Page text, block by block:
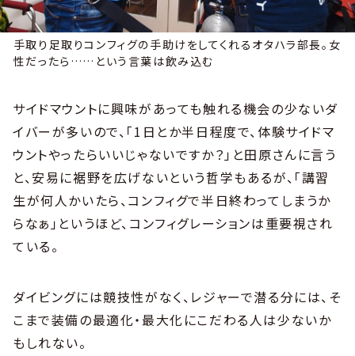
手取り足取りコンフィグの手助けをしてくれるオタハラ部長。女
性だったら……という言葉は飲み込む
サイドマウントに興味があっても触れる機会の少ないダ
イバーが多いので、「1日とか半日程度で、体験サイドマ
ウントやったらいいじゃないですか？」と田原さんに言う
と、安易に裾野を広げないという哲学もあるが、「講習
生が何人かいたら、コンフィグで半日終わってしまうか
らなぁ」というほど、コンフィグレーションは重要視され
ている。
ダイビングには競技性がなく、レジャーで潜る分には、そ
こまで装備の最適化・最大化にこだわる人は少ないか
もしれない。